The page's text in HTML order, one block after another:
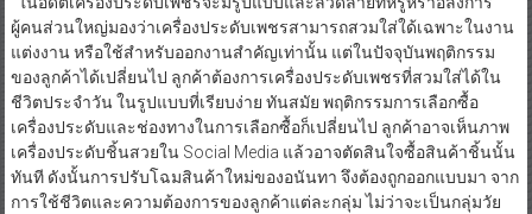
ผู้คนส่วนใหญ่มองว่าเครื่องประดับเพชรสามารถสวมใส่ใด้เฉพาะในงาน
แต่งงาน หรือใช้สำหรับออกงานสำคัญเท่านั้น แต่ในปัจจุบันพฤติกรรม
ของลูกค้าได้เปลี่ยนไป ลูกค้าต้องการเครื่องประดับเพชรที่สวมใส่ได้ใน
ชีวิตประจำวัน ในรูปแบบที่เรียบง่าย ทันสมัย พฤติกรรมการเลือกซื้อ
เครื่องประดับและช่องทางในการเลือกซื้อก็เปลี่ยนไป ลูกค้าอาจเห็นภาพ
เครื่องประดับชิ้นสวยใน Social Media แล้วอาจตัดสินใจซื้อสินค้าชิ้นนั้น
ทันที ดังนั้นการปรับโฉมสินค้าใหม่ของอนันทา จึงต้องถูกออกแบบมา จาก
การใช้ชีวิตและความต้องการของลูกค้าแต่ละกลุ่ม ไม่ว่าจะเป็นกลุ่มวัย